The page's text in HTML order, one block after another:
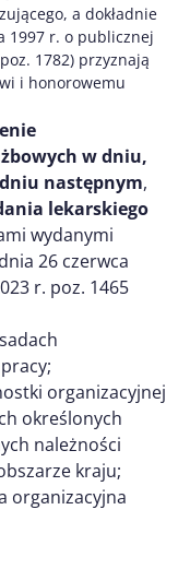
a dokładnie
1997 r. o publicznej
1782) przyznają
i honorowemu
w dniu,
następnym,
lekarskiego
wydanymi
26 czerwca
r. poz. 1465
organizacyjnej
określonych
należności
kraju;
organizacyjna